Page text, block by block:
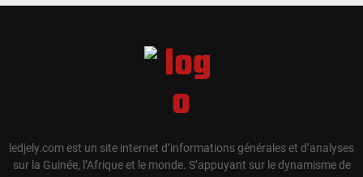
ledjely.com est un site internet d’informations générales et d’analyses
sur la Guinée, l’Afrique et le monde. S’appuyant sur le dynamisme de